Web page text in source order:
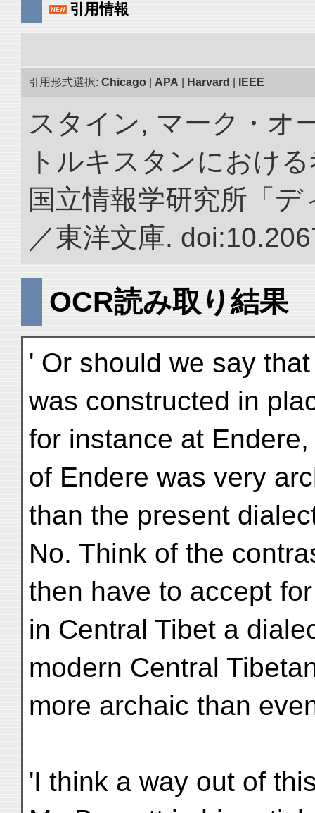
引用情報
引用形式選択: Chicago APA Harvard IEEE
スタイン, マーク・オ
トルキスタンにおけ
国立情報学研究所「
／東洋文庫.
OCR読み取り結果
' Or should we say
was constructed in
for instance at
of Endere was very
than the present
No. Think of the
then have to accept
in Central Tibet a
modern Central
more archaic than
'I think a way out of